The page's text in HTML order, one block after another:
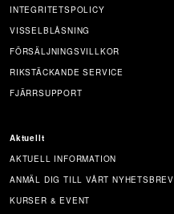
INTEGRITETSPOLICY
VISSELBLÅSNING
FÖRSÄLJNINGSVILLKOR
RIKSTÄCKANDE SERVICE
FJÄRRSUPPORT
Aktuellt
AKTUELL INFORMATION
ANMÄL DIG TILL VÅRT NYHETSBREV
KURSER & EVENT